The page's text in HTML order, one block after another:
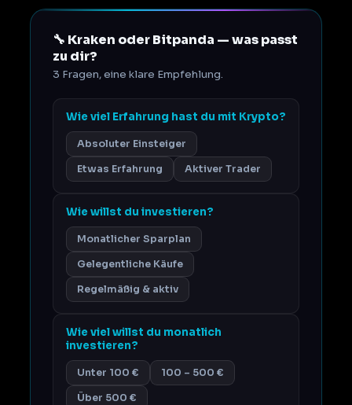
🔧 Kraken oder Bitpanda — was passt
zu dir?
3 Fragen, eine klare Empfehlung.
Wie viel Erfahrung hast du mit Krypto?
Absoluter Einsteiger
Etwas Erfahrung
Aktiver Trader
Wie willst du investieren?
Monatlicher Sparplan
Gelegentliche Käufe
Regelmäßig & aktiv
Wie viel willst du monatlich
investieren?
Unter 100 €
100 – 500 €
Über 500 €